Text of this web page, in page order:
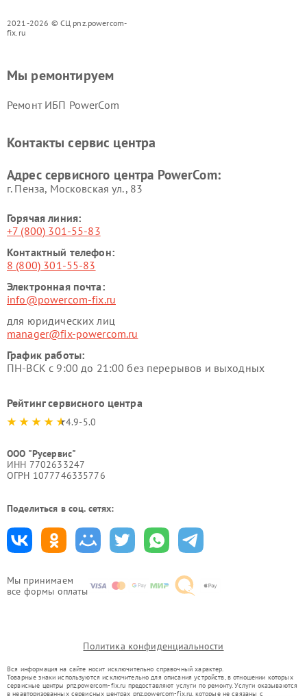
2021-2026 © СЦ pnz.powercom-
fix.ru
Мы принимаем
все формы оплаты
Мы ремонтируем
Ремонт ИБП PowerCom
Контакты сервис центра
Адрес сервисного центра PowerCom:
г. Пенза, Московская ул., 83
Горячая линия:
+7 (800) 301-55-83
Контактный телефон:
8 (800) 301-55-83
Электронная почта:
info@powercom-fix.ru
для юридических лиц
manager@fix-powercom.ru
График работы:
ПН-ВСК с 9:00 до 21:00 без перерывов и выходных
Рейтинг сервисного центра
4.9-5.0
ООО "Русервис"
ИНН 7702633247
ОГРН 1077746335776
Поделиться в соц. сетях:
Политика конфиденциальности
Вся информация на сайте носит исключительно справочный характер.
Товарные знаки используются исключительно для описания устройств, в отношении которых
сервисные центры pnz.powercom-fix.ru предоставляют услуги по ремонту. Услуги оказываются
в неавторизованных сервисных центрах pnz.powercom-fix.ru, которые не связаны с